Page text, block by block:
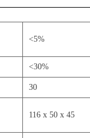
<5%
<30%
30
116 x 50 x 45